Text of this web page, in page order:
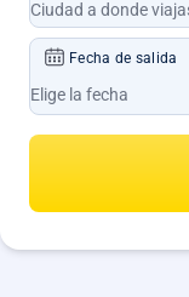
Fecha de salida